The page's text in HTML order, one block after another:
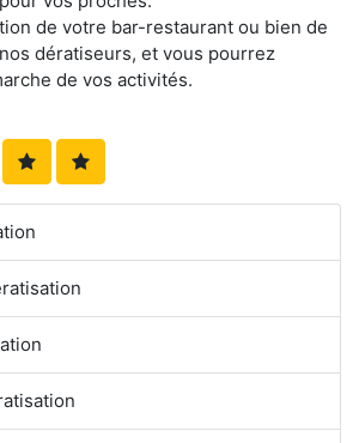
de votre bar-restaurant ou bien de
dératiseurs, et vous pourrez
de vos activités.